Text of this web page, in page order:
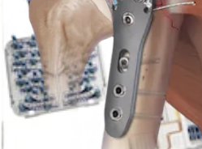
Schulter
Humeral SuturePlate™-
Operationsverfahren